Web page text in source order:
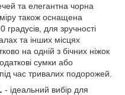
та елегантна чорна
також оснащена
для зручності
та інших місцях
на одній з бічних ніжок
сумки або
час тривалих подорожей.
- ідеальний вибір для